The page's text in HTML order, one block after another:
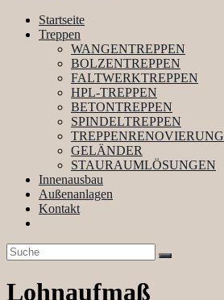
Startseite
Treppen
WANGENTREPPEN
BOLZENTREPPEN
FALTWERKTREPPEN
HPL-TREPPEN
BETONTREPPEN
SPINDELTREPPEN
TREPPENRENOVIERUNG
GELÄNDER
STAURAUMLÖSUNGEN
Innenausbau
Außenanlagen
Kontakt
umschalten
Lohnaufmaß